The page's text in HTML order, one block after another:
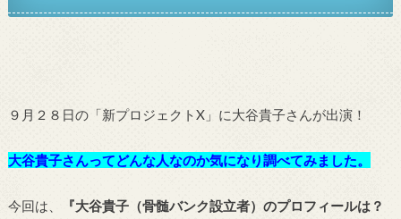
９月２８日の「新プロジェクトX」に大谷貴子さんが出演！
大谷貴子さんってどんな人なのか気になり調べてみました。
今回は、
『大谷貴子（骨髄バンク設立者）のプロフィールは？